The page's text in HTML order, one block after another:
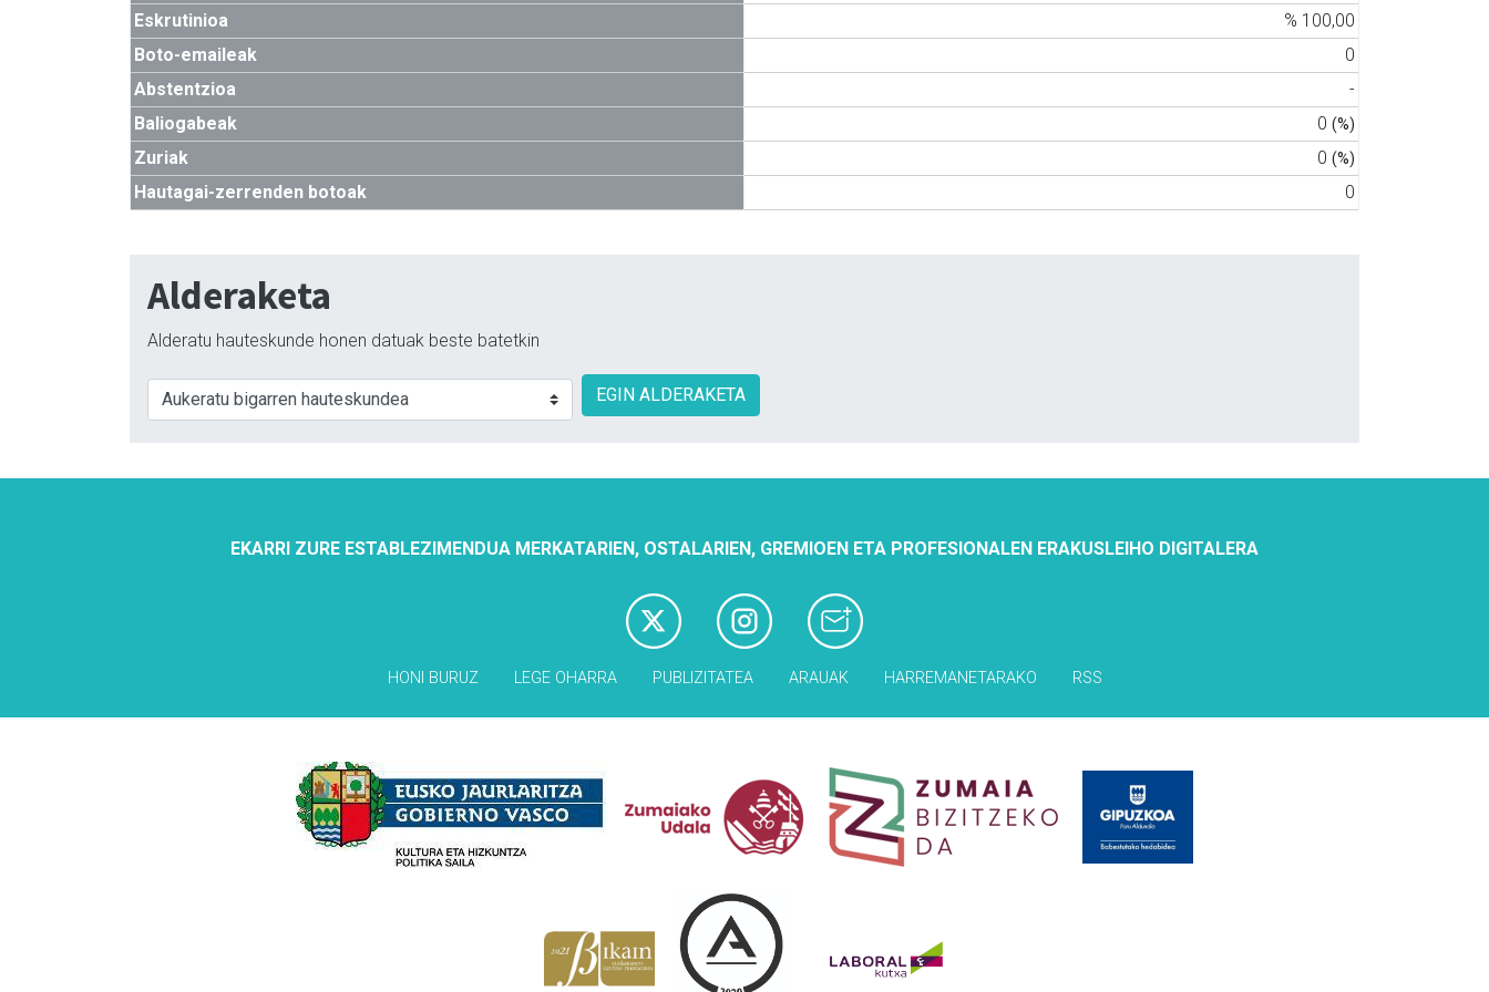
Eskrutinioa
% 100,00
Boto-emaileak
0
Abstentzioa
-
Baliogabeak
0 (%)
Zuriak 0 (%)
Hautagai-zerrenden botoak 0
Alderaketa
Alderatu hauteskunde honen datuak beste batetkin
EGIN ALDERAKETA
EKARRI ZURE ESTABLEZIMENDUA MERKATARIEN, OSTALARIEN, GREMIOEN ETA PROFESIONALEN ERAKUSLEIHO DIGITALERA
HONI BURUZ LEGE OHARRA PUBLIZITATEA ARAUAK HARREMANETARAKO RSS